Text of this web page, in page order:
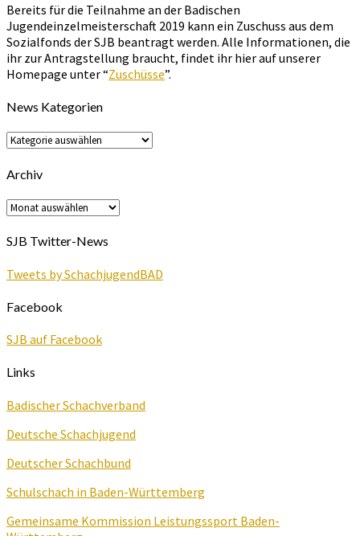
Bereits für die Teilnahme an der Badischen
Jugendeinzelmeisterschaft 2019 kann ein Zuschuss aus dem
Sozialfonds der SJB beantragt werden. Alle Informationen, die
ihr zur Antragstellung braucht, findet ihr hier auf unserer
Homepage unter “Zuschüsse”.
News Kategorien
News
Archiv
Archiv
SJB Twitter-News
Tweets by SchachjugendBAD
Facebook
SJB auf Facebook
Links
Badischer Schachverband
Deutsche Schachjugend
Deutscher Schachbund
Schulschach in Baden-Württemberg
Gemeinsame Kommission Leistungssport Baden-